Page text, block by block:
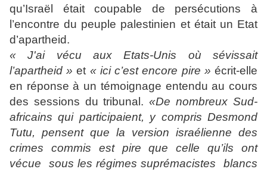
qu’Israël était coupable de persécutions à
l’encontre du peuple palestinien et était un Etat
d’apartheid.
« J'ai vécu aux Etats-Unis où sévissait
l’apartheid » et « ici c’est encore pire » écrit-elle
en réponse à un témoignage entendu au cours
des sessions du tribunal.«De nombreux Sud-
africains qui participaient, y compris Desmond
Tutu, pensent que la version israélienne des
crimes commis est pire que celle qu’ils ont
vécue sous les régimes suprémacistes blancs